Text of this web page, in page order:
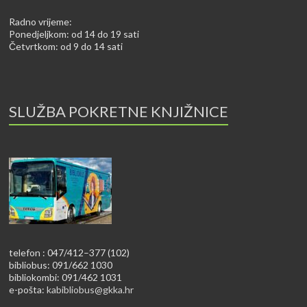
Radno vrijeme:
Ponedjeljkom: od 14 do 19 sati
Četvrtkom: od 9 do 14 sati
SLUŽBA POKRETNE KNJIŽNICE
telefon : 047/412–377 (102)
bibliobus: 091/662 1030
bibliokombi: 091/462 1031
e-pošta:kabibliobus@gkka.hr